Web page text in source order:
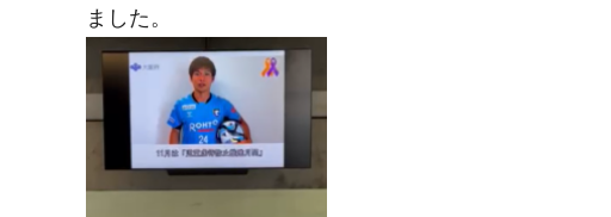
ました。